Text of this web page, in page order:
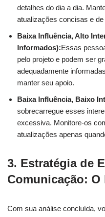
detalhes do dia a dia.
atualizações concisas e de
Baixa Influência, Alto
Informados):Essas
pelo projeto e podem ser
adequadamente
manter seu apoio.
Baixa Influência, Baixo
sobrecarregue esses
excessiva. Monitore-os
atualizações apenas
3. Estratégia de
Comunicação: O
Com sua análise concluída,